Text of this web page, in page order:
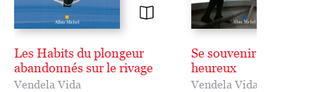
Les Habits du plongeur
abandonnés sur le rivage
Vendela Vida
Se souvenir des jours
heureux
Vendela Vida